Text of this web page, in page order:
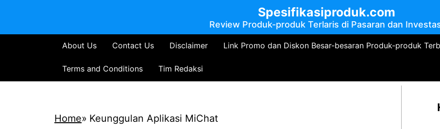
Spesifikasiproduk.com
Review Produk-produk Terlaris di Pasaran dan
About Us Contact Us Disclaimer Link Promo dan Diskon Besar-besaran Produk-produk
Terms and Conditions Tim Redaksi
Home Keunggulan Aplikasi MiChat